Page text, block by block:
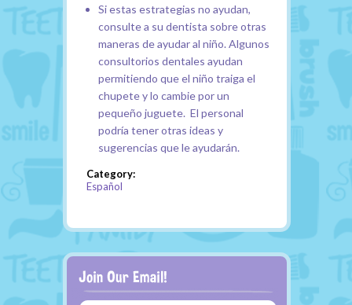
Si estas estrategias no ayudan,
consulte a su dentista sobre otras
maneras de ayudar al niño. Algunos
consultorios dentales ayudan
permitiendo que el niño traiga el
chupete y lo cambie por un
pequeño juguete. El personal
podría tener otras ideas y
sugerencias que le ayudarán.
Category:
Español